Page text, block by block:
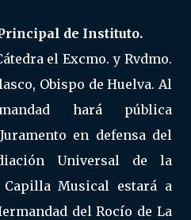
de Instituto.
el Excmo. y Rvdmo.
Obispo de Huelva. Al
hará pública
en defensa del
Universal de la
Musical estará a
del Rocío de La